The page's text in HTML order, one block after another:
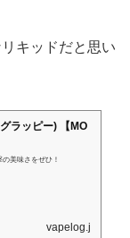
キッドだと思い
ラッピー) 【MO
美味さをぜひ！
vapelog.jp